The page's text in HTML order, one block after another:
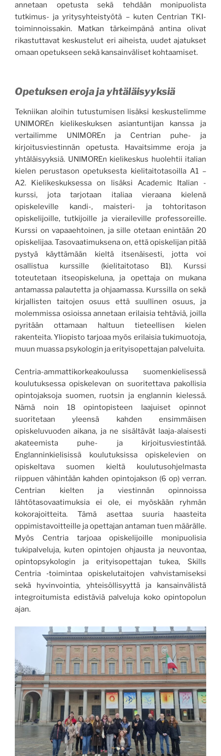
annetaan opetusta sekä tehdään monipuolista
tutkimus- ja yritysyhteistyötä – kuten Centrian TKI-
toiminnoissakin. Matkan tärkeimpänä antina olivat
rikastuttavat keskustelut eri aiheista, uudet ajatukset
omaan opetukseen sekä kansainväliset kohtaamiset.
Opetuksen eroja ja yhtäläisyyksiä
Tekniikan aloihin tutustumisen lisäksi keskustelimme
UNIMOREn kielikeskuksen asiantuntijan kanssa ja
vertailimme UNIMOREn ja Centrian puhe- ja
kirjoitusviestinnän opetusta. Havaitsimme eroja ja
yhtäläisyyksiä. UNIMOREn kielikeskus huolehtii italian
kielen perustason opetuksesta kielitaitotasoilla A1 –
A2. Kielikeskuksessa on lisäksi Academic Italian -
kurssi, jota tarjotaan italiaa vieraana kielenä
opiskeleville kandi-, maisteri- ja tohtoritason
opiskelijoille, tutkijoille ja vieraileville professoreille.
Kurssi on vapaaehtoinen, ja sille otetaan enintään 20
opiskelijaa. Tasovaatimuksena on, että opiskelijan pitää
pystyä käyttämään kieltä itsenäisesti, jotta voi
osallistua kurssille (kielitaitotaso B1). Kurssi
toteutetaan itseopiskeluna, ja opettaja on mukana
antamassa palautetta ja ohjaamassa. Kurssilla on sekä
kirjallisten taitojen osuus että suullinen osuus, ja
molemmissa osioissa annetaan erilaisia tehtäviä, joilla
pyritään ottamaan haltuun tieteellisen kielen
rakenteita. Yliopisto tarjoaa myös erilaisia tukimuotoja,
muun muassa psykologin ja erityisopettajan palveluita.
Centria-ammattikorkeakoulussa suomenkielisessä
koulutuksessa opiskelevan on suoritettava pakollisia
opintojaksoja suomen, ruotsin ja englannin kielessä.
Nämä noin 18 opintopisteen laajuiset opinnot
suoritetaan yleensä kahden ensimmäisen
opiskeluvuoden aikana, ja ne sisältävät laaja-alaisesti
akateemista puhe- ja kirjoitusviestintää.
Englanninkielisissä koulutuksissa opiskelevien on
opiskeltava suomen kieltä koulutusohjelmasta
riippuen vähintään kahden opintojakson (6 op) verran.
Centrian kielten ja viestinnän opinnoissa
lähtötasovaatimuksia ei ole, ei myöskään ryhmän
kokorajoitteita. Tämä asettaa suuria haasteita
oppimistavoitteille ja opettajan antaman tuen määrälle.
Myös Centria tarjoaa opiskelijoille monipuolisia
tukipalveluja, kuten opintojen ohjausta ja neuvontaa,
opintopsykologin ja erityisopettajan tukea, Skills
Centria ‑toimintaa opiskelutaitojen vahvistamiseksi
sekä hyvinvointia, yhteisöllisyyttä ja kansainvälistä
integroitumista edistäviä palveluja koko opintopolun
ajan.